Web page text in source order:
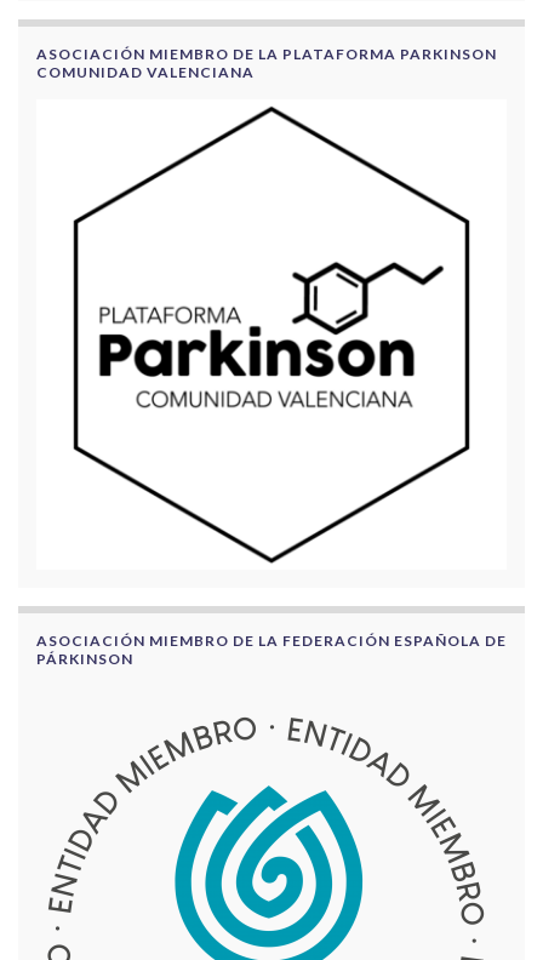
ASOCIACIÓN MIEMBRO DE LA PLATAFORMA PARKINSON
COMUNIDAD VALENCIANA
ASOCIACIÓN MIEMBRO DE LA FEDERACIÓN ESPAÑOLA DE
PÁRKINSON